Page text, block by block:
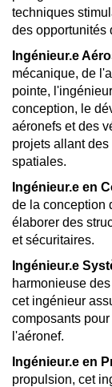
techniques
des opportunités
Ingénieur.e
mécanique, de
pointe,
conception, le
aéronefs et des
projets allant
spatiales.
Ingénieur.e en
de la conception
élaborer des
et sécuritaires.
Ingénieur.e
harmonieuse
cet ingénieur
composants
l'aéronef.
Ingénieur.e en
propulsion, cet